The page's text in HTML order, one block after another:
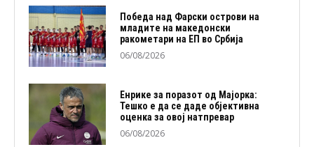
Победа над Фарски острови на
младите на македонски
ракометари на ЕП во Србија
06/08/2026
Енрике за поразот од Мајорка:
Тешко е да се даде објективна
оценка за овој натпревар
06/08/2026